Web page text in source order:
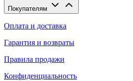
Покупателям
Оплата и доставка
Гарантия и возвраты
Правила продажи
Конфиденциальность